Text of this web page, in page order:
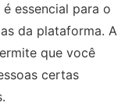
é essencial para o
da plataforma. A
que você
certas